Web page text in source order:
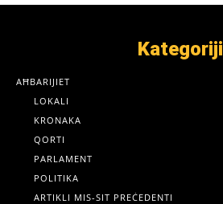
Kategoriji
AĦBARIJIET
LOKALI
KRONAKA
QORTI
PARLAMENT
POLITIKA
ARTIKLI MIS-SIT PREĊEDENTI